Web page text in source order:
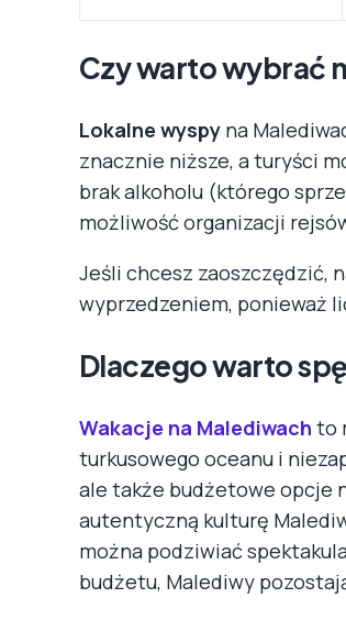
Czy warto wybrać
Lokalne wyspy na
znacznie niższe, a turyści
brak alkoholu (którego
możliwość organizacji
Jeśli chcesz zaoszczędzić,
wyprzedzeniem, ponieważ
Dlaczego warto
Wakacje na Malediwach to
turkusowego oceanu i
ale także budżetowe opcje
autentyczną kulturę
można podziwiać
budżetu, Malediwy